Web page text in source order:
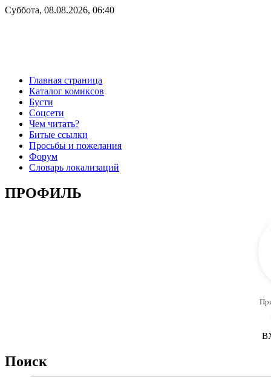
Суббота, 08.08.2026, 06:40
Главная страница
Каталог комиксов
Бусти
Соцсети
Чем читать?
Битые ссылки
Просьбы и пожелания
Форум
Словарь локализаций
ПРОФИЛЬ
Поиск